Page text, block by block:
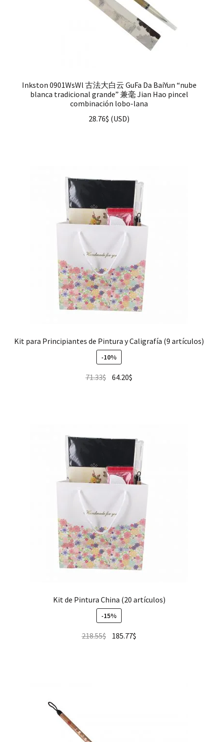
Inkston 0901WsWl 古法大白云 GuFa Da BaiYun “nube
blanca tradicional grande” 兼毫 Jian Hao pincel
combinación lobo-lana
28.76$ (USD)
Kit para Principiantes de Pintura y Caligrafía (9 artículos)
-10%
71.33$ 64.20$
Kit de Pintura China (20 artículos)
-15%
218.55$ 185.77$